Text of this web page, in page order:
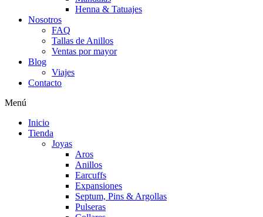
Henna & Tatuajes
Nosotros
FAQ
Tallas de Anillos
Ventas por mayor
Blog
Viajes
Contacto
Menú
Inicio
Tienda
Joyas
Aros
Anillos
Earcuffs
Expansiones
Septum, Pins & Argollas
Pulseras